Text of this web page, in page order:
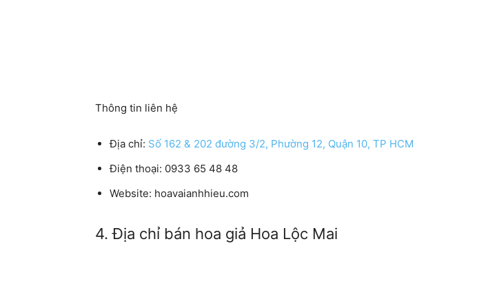
Thông tin liên hệ
Địa chỉ: Số 162 & 202 đường 3/2, Phường 12, Quận 10, TP HCM
Điện thoại: 0933 65 48 48
Website: hoavaianhhieu.com
4. Địa chỉ bán hoa giả Hoa Lộc Mai